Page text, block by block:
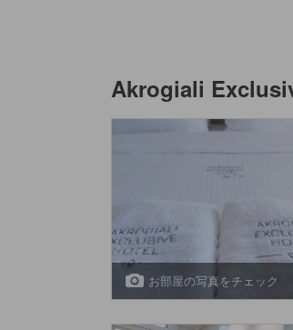
Akrogiali
お部屋の写真をチェック